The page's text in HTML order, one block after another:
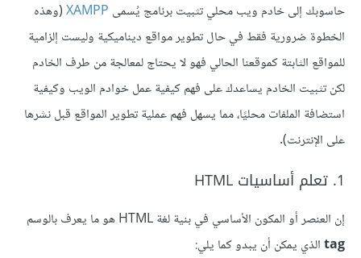
حاسوبك إلى خادم ويب محلي تثبيت برنامج يُسمى XAMPP(وهذه
الخطوة ضرورية فقط في حال تطوير مواقع ديناميكية وليست إلزامية
للمواقع الثابتة كموقعنا الحالي فهو لا يحتاج لمعالجة من طرف الخادم
لكن تثبيت الخادم يساعدك على فهم كيفية عمل خوادم الويب وكيفية
استضافة الملفات محليًا، مما يسهل فهم عملية تطوير المواقع قبل نشرها
على الإنترنت).
1. تعلم أساسيات HTML
إن العنصر أو المكون الأساسي في بنية لغة HTML هو ما يعرف بالوسم
tagالذي يمكن أن يبدو كما يلي: